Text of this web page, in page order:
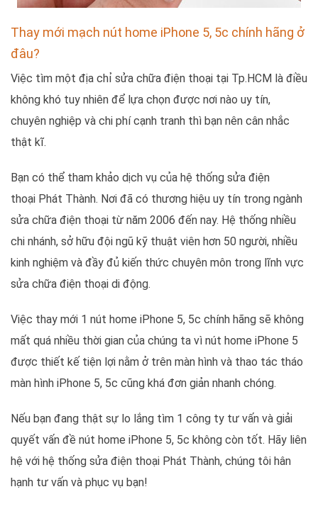
Thay mới mạch nút home iPhone 5, 5c chính hãng ở
đâu?
Việc tìm một địa chỉ sửa chữa điện thoại tại Tp.HCM là điều
không khó tuy nhiên để lựa chọn được nơi nào uy tín,
chuyên nghiệp và chi phí cạnh tranh thì bạn nên cân nhắc
thật kĩ.
Bạn có thể tham khảo dịch vụ của hệ thống sửa điện
thoại Phát Thành. Nơi đã có thương hiệu uy tín trong ngành
sửa chữa điện thoại từ năm 2006 đến nay. Hệ thống nhiều
chi nhánh, sở hữu đội ngũ kỹ thuật viên hơn 50 người, nhiều
kinh nghiệm và đầy đủ kiến thức chuyên môn trong lĩnh vực
sửa chữa điện thoại di động.
Việc thay mới 1 nút home iPhone 5, 5c chính hãng sẽ không
mất quá nhiều thời gian của chúng ta vì nút home iPhone 5
được thiết kế tiện lợi nằm ở trên màn hình và thao tác tháo
màn hình iPhone 5, 5c cũng khá đơn giản nhanh chóng.
Nếu bạn đang thật sự lo lắng tìm 1 công ty tư vấn và giải
quyết vấn đề nút home iPhone 5, 5c không còn tốt. Hãy liên
hệ với hệ thống sửa điện thoại Phát Thành, chúng tôi hân
hạnh tư vấn và phục vụ bạn!